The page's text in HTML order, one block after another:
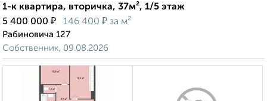
1-к квартира, вторичка, 37м², 1/5 этаж
5 400 000 ₽ 146 400 ₽ за м²
Рабиновича 127
Собственник, 09.08.2026